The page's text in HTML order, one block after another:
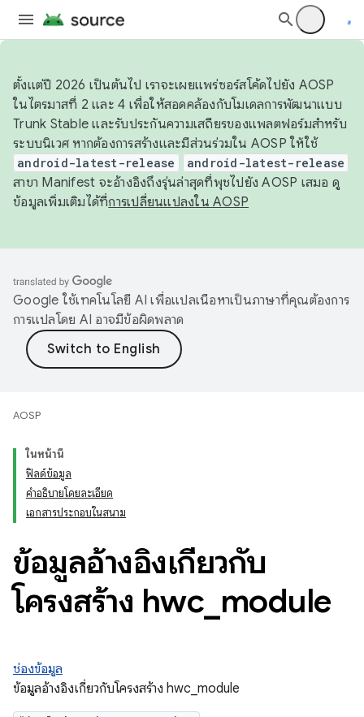
ตั้งแต่ปี 2026 เป็นต้นไป เราจะเผยแพร่ซอร์สโค้ดไปยัง AOSP
ในไตรมาสที่ 2 และ 4 เพื่อให้สอดคล้องกับโมเดลการพัฒนาแบบ
Trunk Stable และรับประกันความเสถียรของแพลตฟอร์มสำหรับ
ระบบนิเวศ หากต้องการสร้างและมีส่วนร่วมใน AOSP ให้ใช้
android-latest-release android-latest-release
สาขา Manifest จะอ้างอิงถึงรุ่นล่าสุดที่พุชไปยัง AOSP เสมอ ดู
ข้อมูลเพิ่มเติมได้ที่การเปลี่ยนแปลงใน AOSP
Google ใช้เทคโนโลยี AI เพื่อแปลเนื้อหาเป็นภาษาที่คุณต้องการ
การแปลโดย AI อาจมีข้อผิดพลาด
AOSP
ในหน้านี้
ฟิลด์ข้อมูล
คำอธิบายโดยละเอียด
เอกสารประกอบในสนาม
ข้อมูลอ้างอิงเกี่ยวกับ
โครงสร้าง hwc module
ช่องข้อมูล
ข้อมูลอ้างอิงเกี่ยวกับโครงสร้าง hwc_module